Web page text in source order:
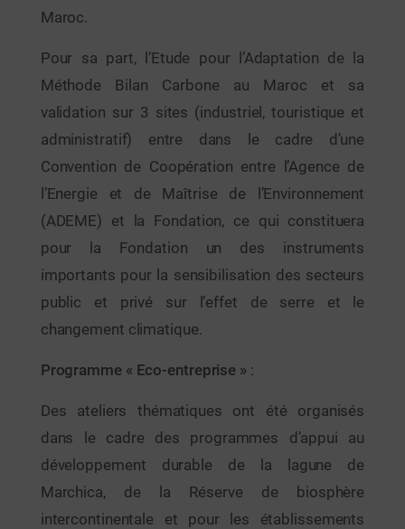
Maroc.
Pour sa part, l’Etude pour l’Adaptation de la
Méthode Bilan Carbone au Maroc et sa
validation sur 3 sites (industriel, touristique et
administratif) entre dans le cadre d’une
Convention de Coopération entre l’Agence de
l’Energie et de Maîtrise de l’Environnement
(ADEME) et la Fondation, ce qui constituera
pour la Fondation un des instruments
importants pour la sensibilisation des secteurs
public et privé sur l’effet de serre et le
changement climatique.
Programme « Eco-entreprise » :
Des ateliers thématiques ont été organisés
dans le cadre des programmes d’appui au
développement durable de la lagune de
Marchica, de la Réserve de biosphère
intercontinentale et pour les établissements